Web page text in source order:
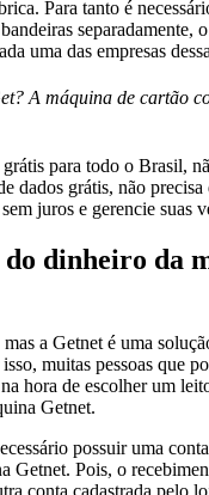
Para tanto é
separadamente,
uma das empresas
A máquina de cartão
para todo o Brasil,
dados grátis, não
juros e gerencie suas
do dinheiro da
a Getnet é uma
muitas pessoas que
hora de escolher um
Getnet.
possuir uma
Getnet. Pois, o